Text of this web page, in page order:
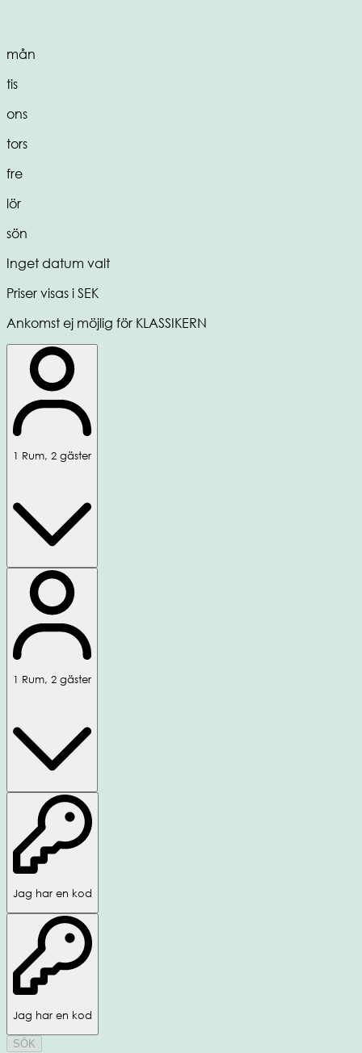
mån
tis
ons
tors
fre
lör
sön
Inget datum valt
Priser visas i SEK
Ankomst ej möjlig för KLASSIKERN
1 Rum, 2 gäster
1 Rum, 2 gäster
Jag har en kod
Jag har en kod
SÖK